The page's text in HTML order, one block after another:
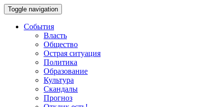
Toggle navigation
События
Власть
Общество
Острая ситуация
Политика
Образование
Культура
Скандалы
Прогноз